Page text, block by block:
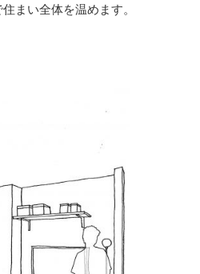
まい全体を温めます。